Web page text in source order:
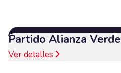
Partido Alianza Verde
Ver detalles